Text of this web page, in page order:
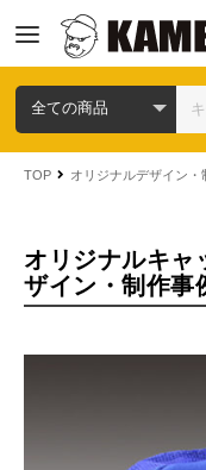
ツ
へ
ス
ッ
TOP オリジナルデザイン・
オリジナルキャ
ザイン・制作事